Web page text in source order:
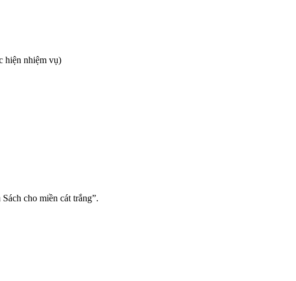
hiện nhiệm vụ)
cho miền cát trắng”.